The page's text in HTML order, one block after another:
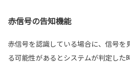
赤信号の告知機能
赤信号を認識している場合に、信号を
る可能性があるとシステムが判定した